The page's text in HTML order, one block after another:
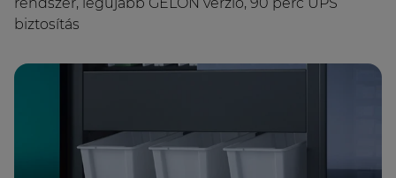
rendszer, legújabb GELON verzió, 90 perc UPS
biztosítás